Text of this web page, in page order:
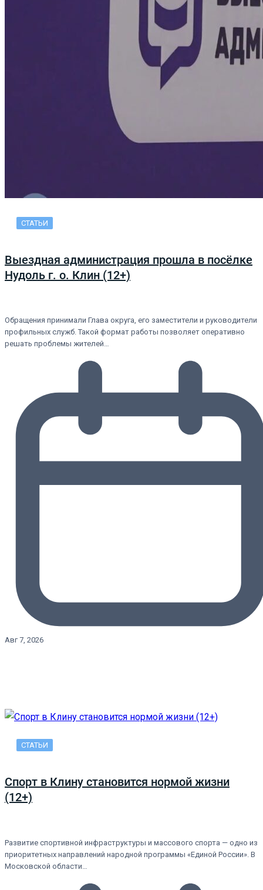
СТАТЬИ
Выездная администрация прошла в посёлке
Нудоль г. о. Клин (12+)
Обращения принимали Глава округа, его заместители и руководители
профильных служб. Такой формат работы позволяет оперативно
решать проблемы жителей…
Авг 7, 2026
СТАТЬИ
Спорт в Клину становится нормой жизни
(12+)
Развитие спортивной инфраструктуры и массового спорта — одно из
приоритетных направлений народной программы «Единой России». В
Московской области…